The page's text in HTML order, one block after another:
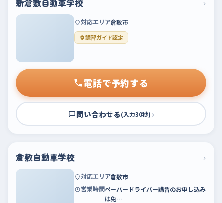
新倉敷自動車学校 ›
対応エリア倉敷市
講習ガイド認定
電話で予約する
問い合わせる(入力30秒) ›
倉敷自動車学校 ›
対応エリア倉敷市
営業時間ペーパードライバー講習のお申し込み
は免…